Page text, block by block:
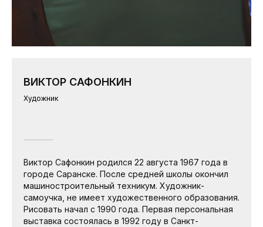
ВИКТОР САФОНКИН
Художник
Виктор Сафонкин родился 22 августа 1967 года в
городе Саранске. После средней школы окончил
машиностроительный техникум. Художник-
самоучка, не имеет художественного образования.
Рисовать начал с 1990 года. Первая персональная
выставка состоялась в 1992 году в Санкт-